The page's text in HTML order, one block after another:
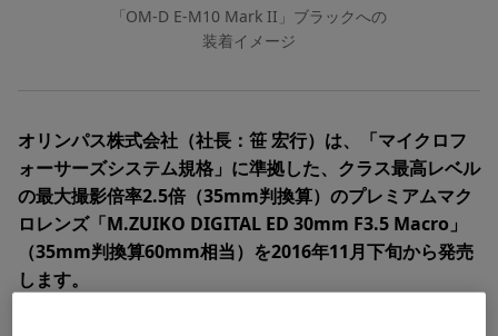
「OM-D E-M10 Mark II」ブラックへの
装着イメージ
オリンパス株式会社（社長：笹 宏行）は、「マイクロフ
ォーサーズシステム規格」に準拠した、クラス最高レベル
の最大撮影倍率2.5倍（35mm判換算）のプレミアムマク
ロレンズ「M.ZUIKO DIGITAL ED 30mm F3.5 Macro」
（35mm判換算60mm相当）を2016年11月下旬から発売
します。